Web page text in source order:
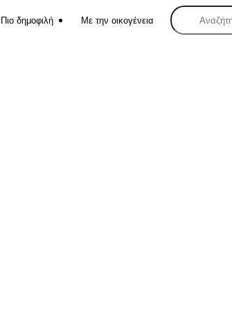
Πιο δημοφιλή Με την οικογένεια